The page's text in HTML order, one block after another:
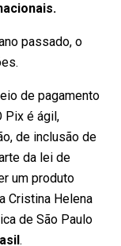
passado, o
de pagamento
Pix é ágil,
de inclusão de
da lei de
um produto
Cristina Helena
de São Paulo
.